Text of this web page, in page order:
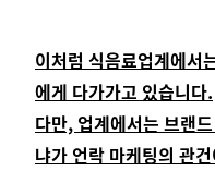
이처럼 식음료업계에서
에게 다가가고 있습니다.
다만, 업계에서는 브랜
냐가 언락 마케팅의 관